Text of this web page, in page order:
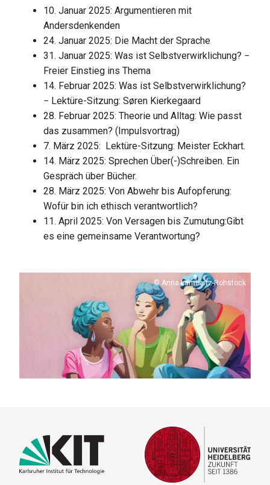
10. Januar 2025: Argumentieren mit
Andersdenkenden
24. Januar 2025: Die Macht der Sprache
31. Januar 2025: Was ist Selbstverwirklichung? −
Freier Einstieg ins Thema
14. Februar 2025: Was ist Selbstverwirklichung?
− Lektüre-Sitzung: Søren Kierkegaard
28. Februar 2025: Theorie und Alltag: Wie passt
das zusammen? (Impulsvortrag)
7. März 2025: Lektüre-Sitzung: Meister Eckhart.
14. März 2025: Sprechen Über(-)Schreiben. Ein
Gespräch über Bücher.
28. März 2025: Von Abwehr bis Aufopferung:
Wofür bin ich ethisch verantwortlich?
11. April 2025: Von Versagen bis Zumutung:Gibt
es eine gemeinsame Verantwortung?
Copyright
Anna Lambertz-Rohstock